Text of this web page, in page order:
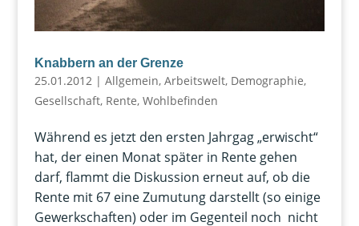
Knabbern an der Grenze
25.01.2012| Allgemein, Arbeitswelt, Demographie,
Gesellschaft, Rente, Wohlbefinden
Während es jetzt den ersten Jahrgag „erwischt“
hat, der einen Monat später in Rente gehen
darf, flammt die Diskussion erneut auf, ob die
Rente mit 67 eine Zumutung darstellt (so einige
Gewerkschaften) oder im Gegenteil noch nicht